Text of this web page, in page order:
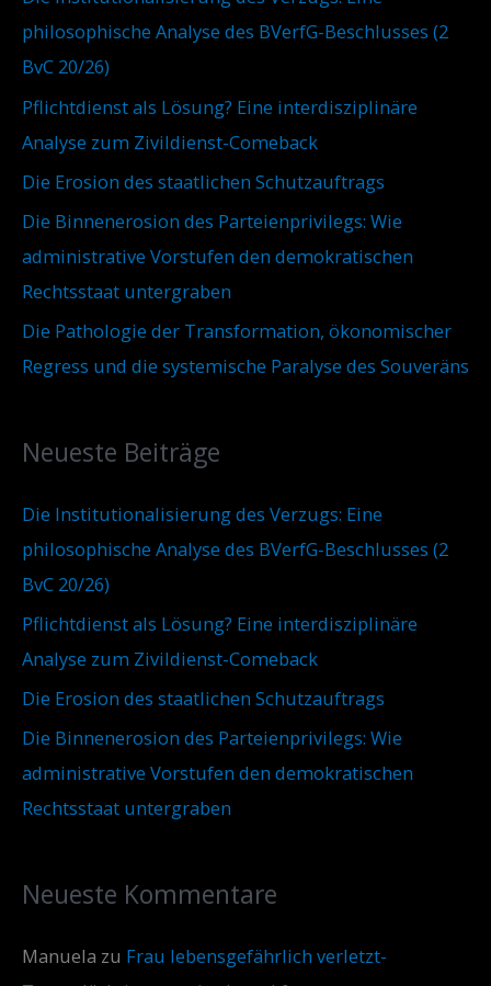
c
h
:
philosophische Analyse des BVerfG-Beschlusses (2
BvC 20/26)
Pflichtdienst als Lösung? Eine interdisziplinäre
Analyse zum Zivildienst-Comeback
Die Erosion des staatlichen Schutzauftrags
Die Binnenerosion des Parteienprivilegs: Wie
administrative Vorstufen den demokratischen
Rechtsstaat untergraben
Die Pathologie der Transformation, ökonomischer
Regress und die systemische Paralyse des Souveräns
Neueste Beiträge
Die Institutionalisierung des Verzugs: Eine
philosophische Analyse des BVerfG-Beschlusses (2
BvC 20/26)
Pflichtdienst als Lösung? Eine interdisziplinäre
Analyse zum Zivildienst-Comeback
Die Erosion des staatlichen Schutzauftrags
Die Binnenerosion des Parteienprivilegs: Wie
administrative Vorstufen den demokratischen
Rechtsstaat untergraben
Neueste Kommentare
Manuela zu Frau lebensgefährlich verletzt-
n